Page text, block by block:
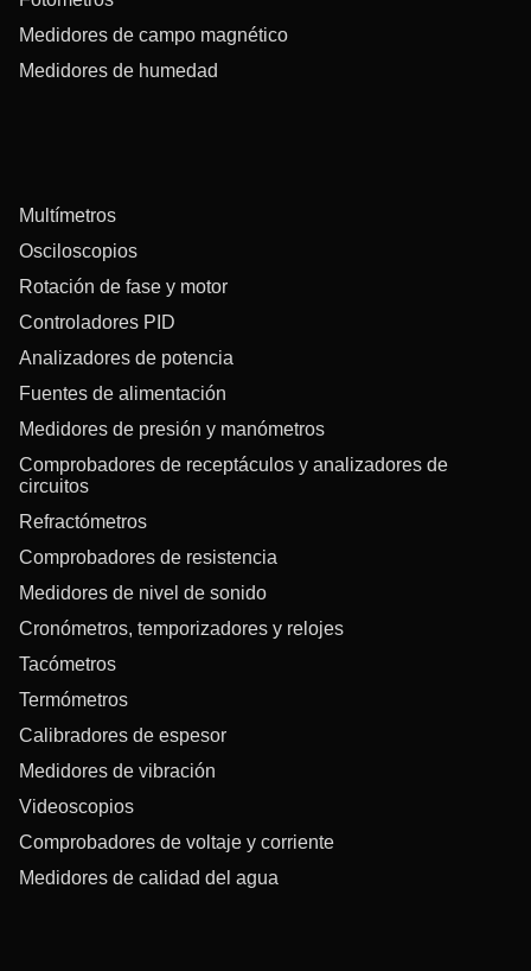
Medidores de campo magnético
Medidores de humedad
Multímetros
Osciloscopios
Rotación de fase y motor
Controladores PID
Analizadores de potencia
Fuentes de alimentación
Medidores de presión y manómetros
Comprobadores de receptáculos y analizadores de
circuitos
Refractómetros
Comprobadores de resistencia
Medidores de nivel de sonido
Cronómetros, temporizadores y relojes
Tacómetros
Termómetros
Calibradores de espesor
Medidores de vibración
Videoscopios
Comprobadores de voltaje y corriente
Medidores de calidad del agua